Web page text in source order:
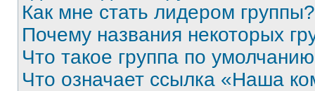
Как мне стать лидером группы?
Почему названия некоторых
Что такое группа по
Что означает ссылка «Наша